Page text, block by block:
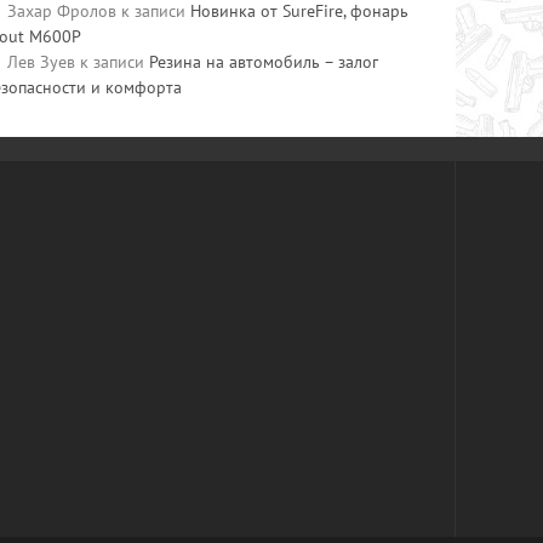
Захар Фролов к записи Новинка от SureFire, фонарь
M600P
Лев Зуев к записи Резина на автомобиль – залог
и комфорта